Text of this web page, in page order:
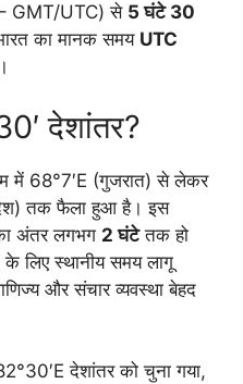
GMT/UTC) से 5 घंटे 30
का मानक समय UTC
देशांतर?
में 68°7′E (गुजरात) से लेकर
तक फैला हुआ है। इस
अंतर लगभग 2 घंटेतक हो
लिए स्थानीय समय लागू
और संचार व्यवस्था बेहद
देशांतर को चुना गया,